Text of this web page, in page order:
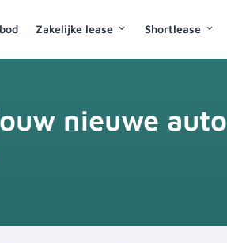
Zakelijke lease Shortlease
nieuwe auto